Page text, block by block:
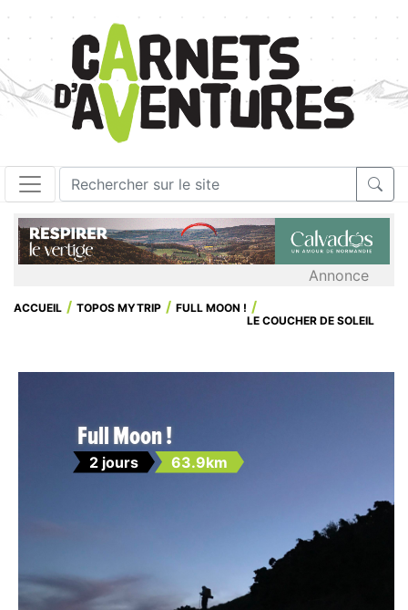
Annonce
ACCUEIL TOPOS MYTRIP
FULL MOON !
LE COUCHER DE SOLEIL
Full Moon !
2 jours 63.9km